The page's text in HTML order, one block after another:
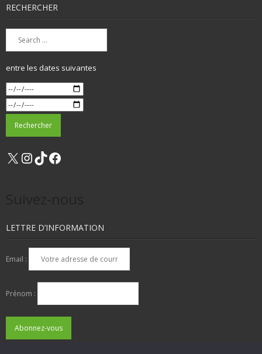
RECHERCHER
entre les dates suivantes
X Instagram
TikTok
LETTRE D’INFORMATION
Email :
Prénom :